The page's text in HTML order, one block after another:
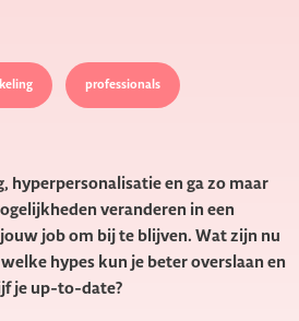
professionals
hyperpersonalisatie en ga zo maar
veranderen in een
job om bij te blijven. Wat zijn nu
hypes kun je beter overslaan en
je up-to-date?